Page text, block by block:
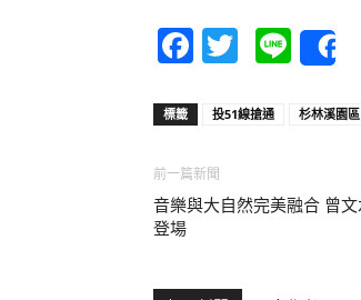
Facebook
Twitter
Line
標籤 投51線搶通 杉林溪園區
前一篇新聞
音樂與大自然完美融合 曾
登場